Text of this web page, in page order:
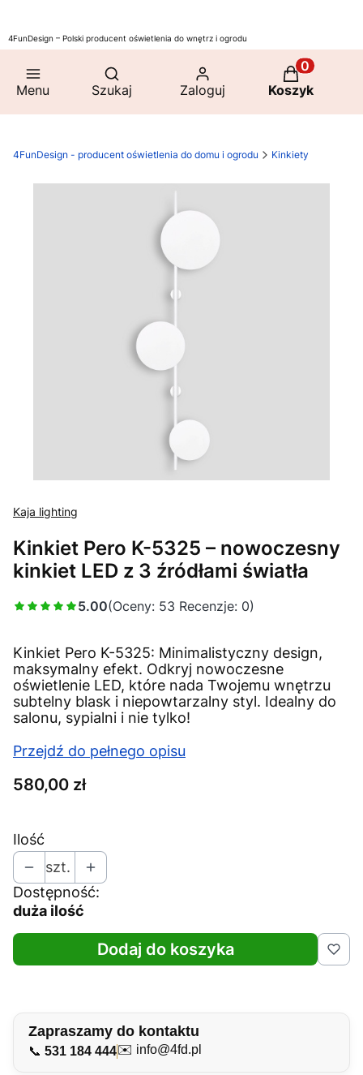
4FunDesign – Polski producent oświetlenia do wnętrz i ogrodu
Menu
Otwórz wyszukiwarkę
Szukaj Zaloguj
Produkty
Koszyk
4FunDesign - producent oświetlenia do domu i ogrodu Kinkiety
Kaja lighting
Kinkiet Pero K-5325 – nowoczesny
kinkiet LED z 3 źródłami światła
5.00(Oceny: 53 Recenzje: 0)
Kinkiet Pero K-5325: Minimalistyczny design,
maksymalny efekt. Odkryj nowoczesne
oświetlenie LED, które nada Twojemu wnętrzu
subtelny blask i niepowtarzalny styl. Idealny do
salonu, sypialni i nie tylko!
Przejdź do pełnego opisu
Cena
580,00 zł
Ilość
szt.
Dostępność:
duża ilość
Dodaj do koszyka
Zapraszamy do kontaktu
📞 531 184 444✉️ info@4fd.pl